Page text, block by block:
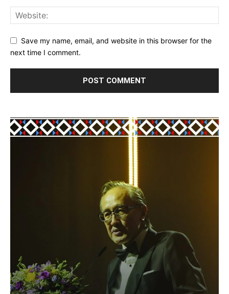
Save my name, email, and website in this browser for the
next time I comment.